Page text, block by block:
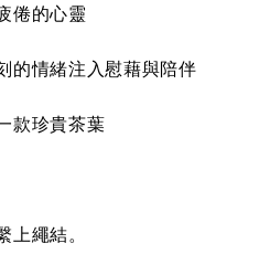
倦的心靈
的情緒注入慰藉與陪伴
款珍貴茶葉
上繩結。